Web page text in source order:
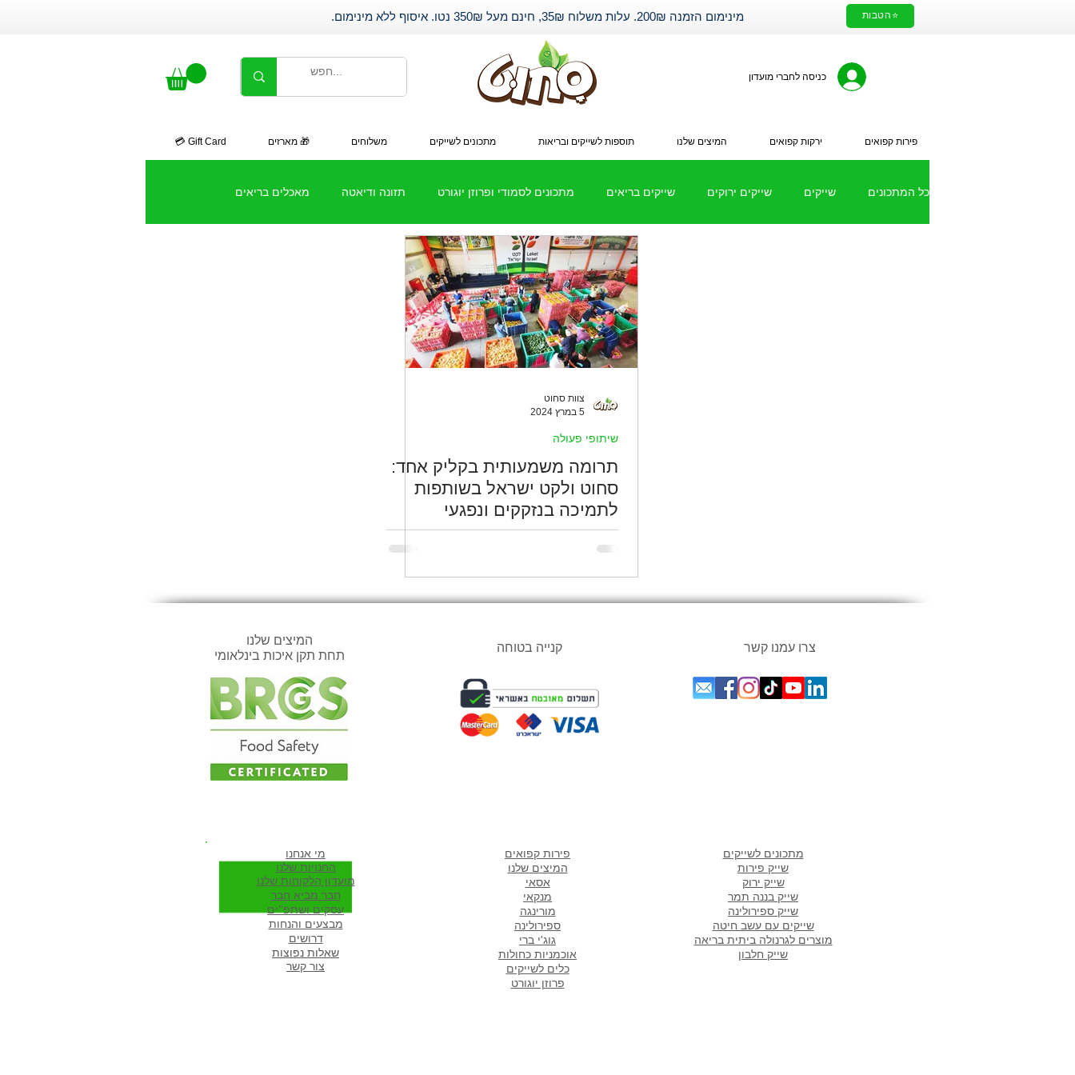
מינימום הזמנה 200₪. עלות משלוח 35₪, חינם מעל 350₪ נטו. איסוף ללא מינימום. ⭐הטבות
כניסה לחברי מועדון
פירות קפואים ירקות קפואים המיצים שלנו תוספות לשייקים ובריאות מתכונים לשייקים משלוחים 🎁 מארזים Gift Card 💳
כל המתכונים שייקים שייקים ירוקים שייקים בריאים מתכונים לסמודי ופרוזן יוגורט תזונה ודיאטה מאכלים בריאים
שיתופי פעולה
צוות סחוט
5 במרץ 2024
שיתופי פעולה
תרומה משמעותית בקליק אחד:
סחוט ולקט ישראל בשותפות
לתמיכה בנזקקים ונפגעי
מלחמה 🤝
המיצים שלנו
תחת תקן איכות בינלאומי
קנייה בטוחה צרו עמנו קשר
פירות קפואים
המיצים שלנו
אסאי
מנקאי
מורינגה
ספירולינה
גוג'י ברי
אוכמניות כחולות
כלים לשייקים
פרוזן יוגורט
מי אנחנו
החנויות שלנו
מועדון הלקוחות שלנו
חבר מביא חבר
עסקים ושתפ''ים
מבצעים והנחות
דרושים
שאלות נפוצות
צור קשר
מתכונים לשייקים
שייק פירות
שייק ירוק
שייק בננה תמר
שייק ספירולינה
שייקים עם עשב חיטה
מוצרים לגרנולה ביתית בריאה
שייק חלבון